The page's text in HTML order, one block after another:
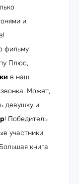
и
фильму
Плюс,
в наш
Может,
девушку и
! Победитель
участники
книга